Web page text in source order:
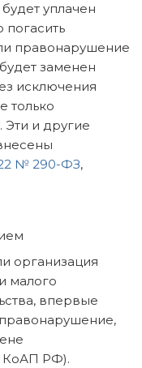
уплачен
погасить
правонарушение
заменен
исключения
только
Эти и другие
№ 290-ФЗ,
организация
малого
впервые
КоАП РФ).